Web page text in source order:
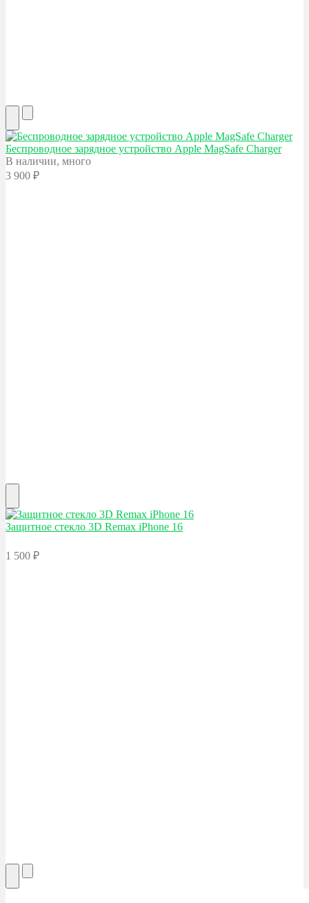
Беспроводное зарядное устройство Apple MagSafe Charger
В наличии, много
3 900 ₽
Защитное стекло 3D Remax iPhone 16
1 500 ₽